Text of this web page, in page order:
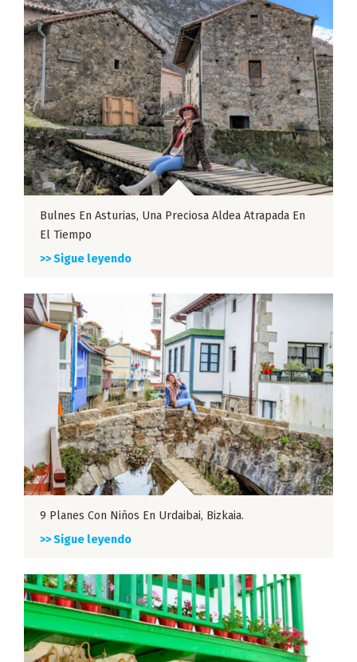
Bulnes En Asturias, Una Preciosa Aldea Atrapada En
El Tiempo
>> Sigue leyendo
9 Planes Con Niños En Urdaibai, Bizkaia.
>> Sigue leyendo